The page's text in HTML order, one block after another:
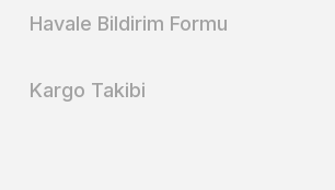
Havale Bildirim Formu
Kargo Takibi